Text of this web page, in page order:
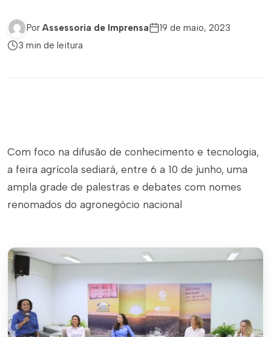
Por Assessoria de Imprensa
19 de maio, 2023
3 min de leitura
Com foco na difusão de conhecimento e tecnologia,
a feira agrícola sediará, entre 6 a 10 de junho, uma
ampla grade de palestras e debates com nomes
renomados do agronegócio nacional